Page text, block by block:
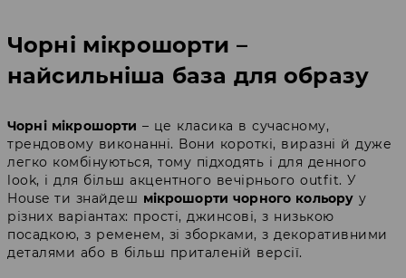
Чорні мікрошорти –
найсильніша база для образу
Чорні мікрошорти – це класика в сучасному,
трендовому виконанні. Вони короткі, виразні й дуже
легко комбінуються, тому підходять і для денного
look, і для більш акцентного вечірнього outfit. У
House ти знайдеш мікрошорти чорного кольору у
різних варіантах: прості, джинсові, з низькою
посадкою, з ременем, зі зборками, з декоративними
деталями або в більш приталеній версії.